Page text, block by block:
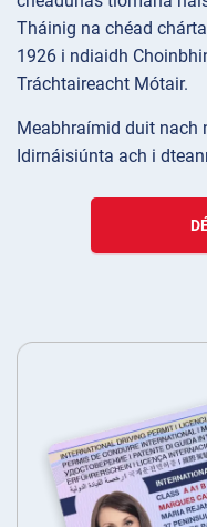
Tháinig na chéad
1926 i ndiaidh
Tráchtaireacht Mótair.
Meabhraímid duit nach
Idirnáisiúnta ach i